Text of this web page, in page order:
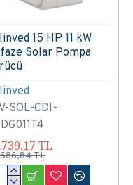
SOL-CDI-
15 HP 11 kW
Solar Pompa
TL
TL